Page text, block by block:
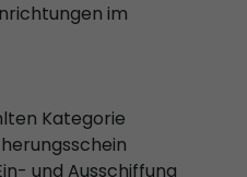
im
Kategorie
und Ausschiffung